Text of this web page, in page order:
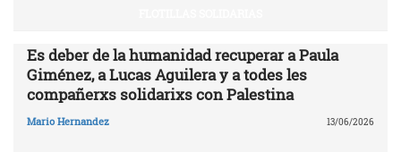
Es deber de la humanidad recuperar a Paula
Giménez, a Lucas Aguilera y a todes les
compañerxs solidarixs con Palestina
Mario Hernandez 13/06/2026